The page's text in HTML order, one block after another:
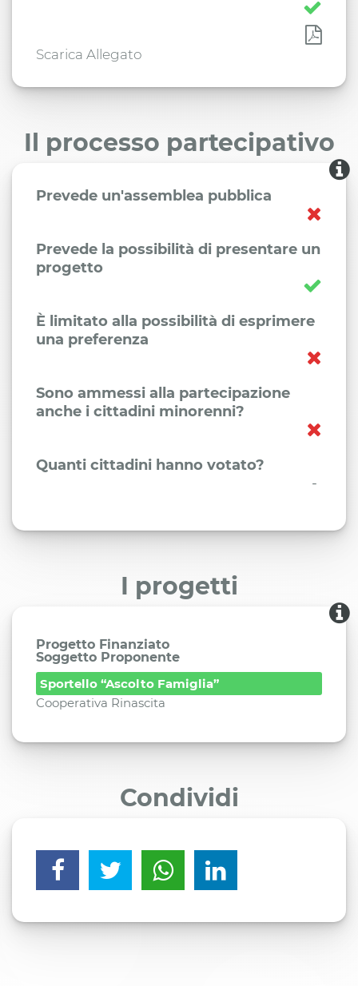
Scarica Allegato
Il processo partecipativo
Prevede un'assemblea pubblica
Prevede la possibilità di presentare un
progetto
È limitato alla possibilità di esprimere
una preferenza
Sono ammessi alla partecipazione
anche i cittadini minorenni?
Quanti cittadini hanno votato?
-
I progetti
Progetto Finanziato
Soggetto Proponente
Sportello “Ascolto Famiglia”
Cooperativa Rinascita
Condividi